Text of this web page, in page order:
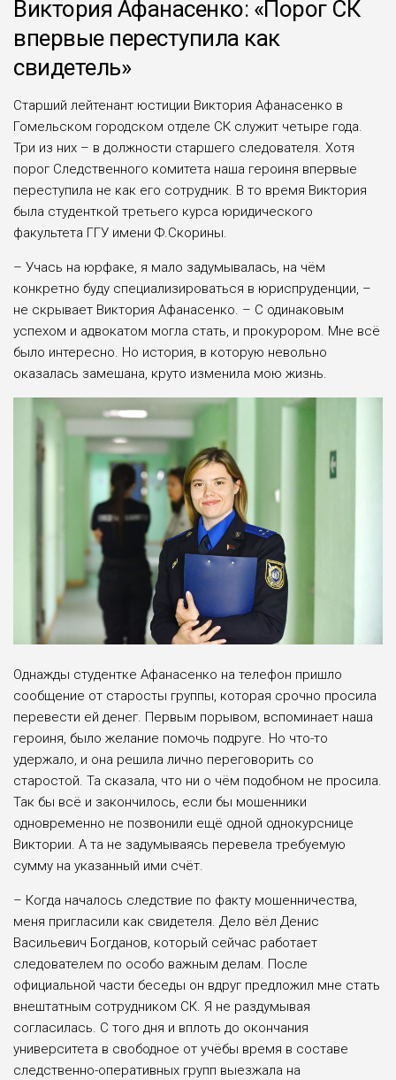
Виктория Афанасенко: «Порог СК
впервые переступила как
свидетель»
Старший лейтенант юстиции Виктория Афанасенко в
Гомельском городском отделе СК служит четыре года.
Три из них – в должности старшего следователя. Хотя
порог Следственного комитета наша героиня впервые
переступила не как его сотрудник. В то время Виктория
была студенткой третьего курса юридического
факультета ГГУ имени Ф.Скорины.
– Учась на юрфаке, я мало задумывалась, на чём
конкретно буду специализироваться в юриспруденции, –
не скрывает Виктория Афанасенко. – С одинаковым
успехом и адвокатом могла стать, и прокурором. Мне всё
было интересно. Но история, в которую невольно
оказалась замешана, круто изменила мою жизнь.
Однажды студентке Афанасенко на телефон пришло
сообщение от старосты группы, которая срочно просила
перевести ей денег. Первым порывом, вспоминает наша
героиня, было желание помочь подруге. Но что-то
удержало, и она решила лично переговорить со
старостой. Та сказала, что ни о чём подобном не просила.
Так бы всё и закончилось, если бы мошенники
одновременно не позвонили ещё одной однокурснице
Виктории. А та не задумываясь перевела требуемую
сумму на указанный ими счёт.
– Когда началось следствие по факту мошенничества,
меня пригласили как свидетеля. Дело вёл Денис
Васильевич Богданов, который сейчас работает
следователем по особо важным делам. После
официальной части беседы он вдруг предложил мне стать
внештатным сотрудником СК. Я не раздумывая
согласилась. С того дня и вплоть до окончания
университета в свободное от учёбы время в составе
следственно-оперативных групп выезжала на